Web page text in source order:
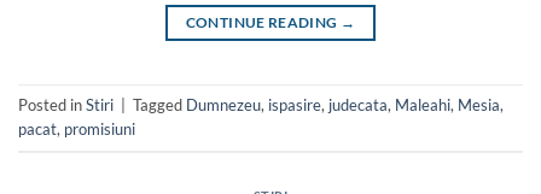
CONTINUE READING →
Posted inStiri Tagged Dumnezeu, ispasire, judecata, Maleahi, Mesia,
pacat, promisiuni